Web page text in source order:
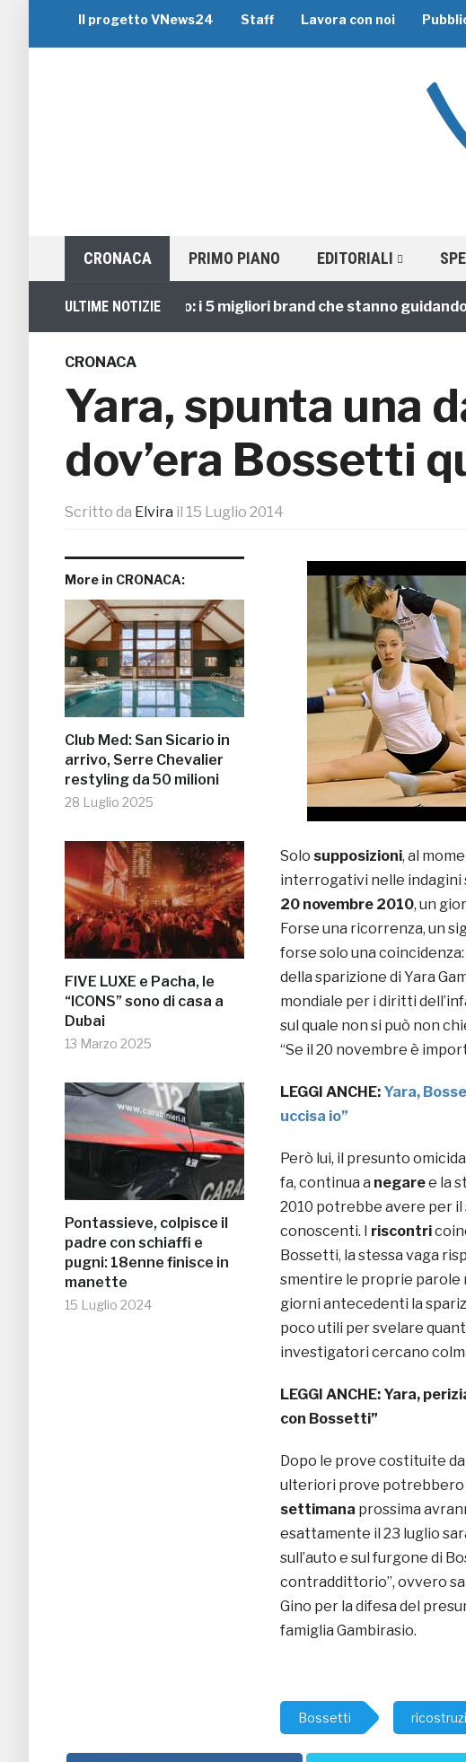
Il progetto VNews24 Staff Lavora con noi
CRONACA PRIMO PIANO EDITORIALI
ULTIME NOTIZIE
Viaggi di Gruppo: i 5 migliori brand che stanno guidando il
CRONACA
Yara, spunta una
dov’era Bossetti
Scritto da Elvira il 15 Luglio 2014
More in CRONACA:
Club Med: San Sicario in
arrivo, Serre Chevalier
restyling da 50 milioni
28 Luglio 2025
FIVE LUXE e Pacha, le
“ICONS” sono di casa a
Dubai
13 Marzo 2025
Pontassieve, colpisce il
padre con schiaffi e
pugni: 18enne finisce in
manette
15 Luglio 2024
Solo supposizioni, al
interrogativi nelle indagini
20 novembre 2010, un
Forse una ricorrenza, un
forse solo una
della sparizione di Yara
mondiale per i diritti
sul quale non si può non
“Se il 20 novembre è
LEGGI ANCHE: Yara,
uccisa io”
Però lui, il presunto
fa, continua a negaree la
2010 potrebbe avere per
conoscenti. I riscontri
Bossetti, la stessa vaga
smentire le proprie parole
giorni antecedenti la
poco utili per svelare
investigatori cercano
LEGGI ANCHE: Yara,
con Bossetti”
Dopo le prove costituite
ulteriori prove potrebbero
settimana prossima
esattamente il 23 luglio
sull’auto e sul furgone di
contraddittorio”, ovvero
Gino per la difesa del
famiglia Gambirasio.
Bossetti